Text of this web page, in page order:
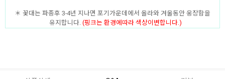
＊ 꽃대는 파종후 3-4년 지나면 포기가운데에서 올라와 겨울동안 웅장함을
유지합니다.(핑크는 환경에따라 색상이변합니다.)